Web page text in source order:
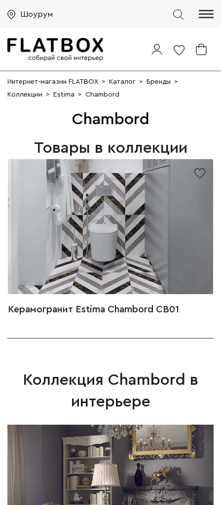
Шоурум
Интернет-магазин FLATBOX > Каталог > Бренды
>
Коллекции
> Estima > Chambord
Chambord
Товары в коллекции
Керамогранит Estima Chambord CB01
Коллекция Chambord в
интерьере